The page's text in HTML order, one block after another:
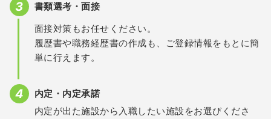
書類選考・面接
面接対策もお任せください。
履歴書や職務経歴書の作成も、ご登録情報をもとに簡
単に行えます。
内定・内定承諾
内定が出た施設から入職したい施設をお選びくださ